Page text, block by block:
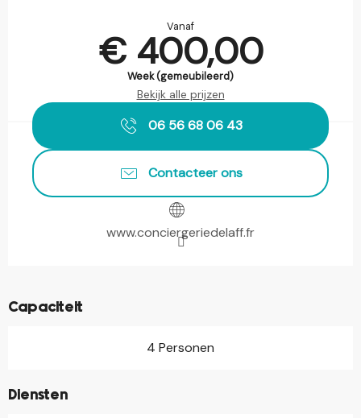
Vanaf
€ 400,00
Week (gemeubileerd)
Bekijk alle prijzen
06 56 68 06 43
Contacteer ons
www.conciergeriedelaff.fr
Capaciteit
4 Personen
Diensten